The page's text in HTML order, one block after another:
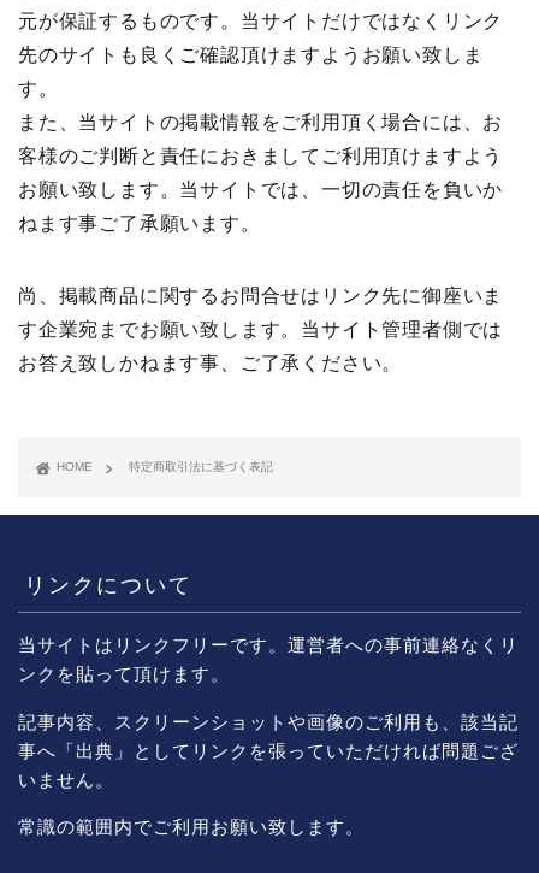
元が保証するものです。当サイトだけではなくリンク
先のサイトも良くご確認頂けますようお願い致しま
す。
また、当サイトの掲載情報をご利用頂く場合には、お
客様のご判断と責任におきましてご利用頂けますよう
お願い致します。当サイトでは、一切の責任を負いか
ねます事ご了承願います。
尚、掲載商品に関するお問合せはリンク先に御座いま
す企業宛までお願い致します。当サイト管理者側では
お答え致しかねます事、ご了承ください。
HOME 特定商取引法に基づく表記
リンクについて
当サイトはリンクフリーです。運営者への事前連絡なくリ
ンクを貼って頂けます。
記事内容、スクリーンショットや画像のご利用も、該当記
事へ「出典」としてリンクを張っていただければ問題ござ
いません。
常識の範囲内でご利用お願い致します。